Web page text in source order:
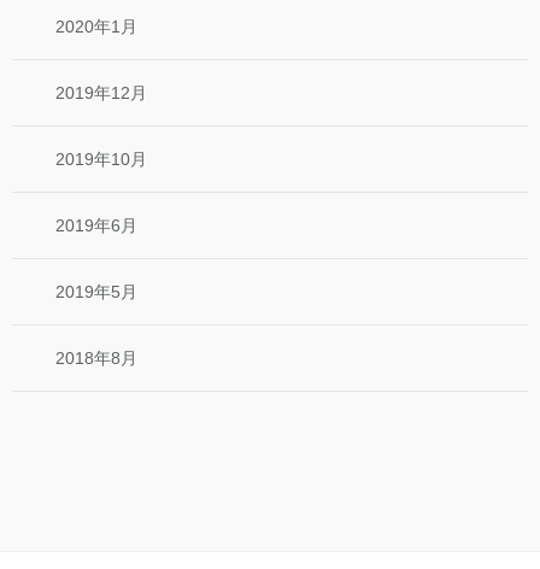
2020年1月
2019年12月
2019年10月
2019年6月
2019年5月
2018年8月